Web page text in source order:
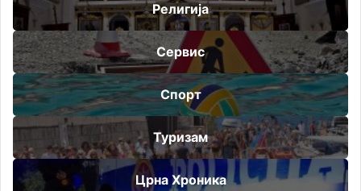
Религија
Сервис
Спорт
Туризам
Црна Хроника